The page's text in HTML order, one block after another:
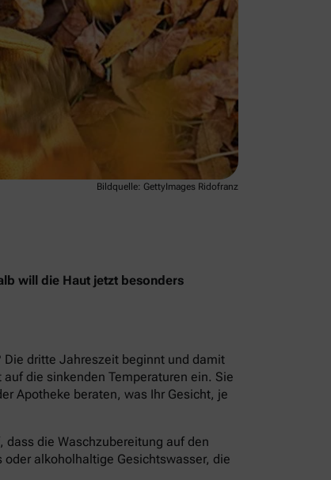
Bildquelle: GettyImages Ridofranz
will die Haut jetzt besonders
Die dritte Jahreszeit beginnt und damit
die sinkenden Temperaturen ein. Sie
Apotheke beraten, was Ihr Gesicht, je
dass die Waschzubereitung auf den
alkoholhaltige Gesichtswasser, die